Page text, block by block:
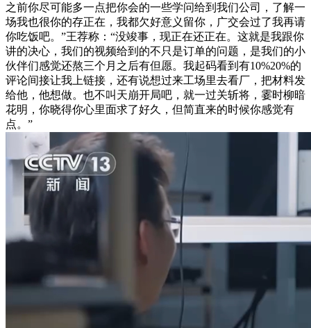
之前你尽可能多一点把你会的一些学问给到我们公司，了解一
场我也很你的存正在，我都欠好意义留你，广交会过了我再请
你吃饭吧。”王荐称：“没竣事，现正在还正在。这就是我跟你
讲的决心，我们的视频给到的不只是订单的问题，是我们的小
伙伴们感觉还熬三个月之后有但愿。我起码看到有10%20%的
评论间接让我上链接，还有说想过来工场里去看厂，把材料发
给他，他想做。也不叫天崩开局吧，就一过关斩将，霎时柳暗
花明，你晓得你心里面求了好久，但简直来的时候你感觉有
点。”